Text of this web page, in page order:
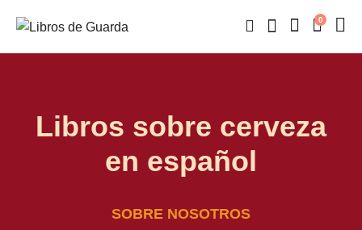
0
Libros sobre cerveza
en español
SOBRE NOSOTROS